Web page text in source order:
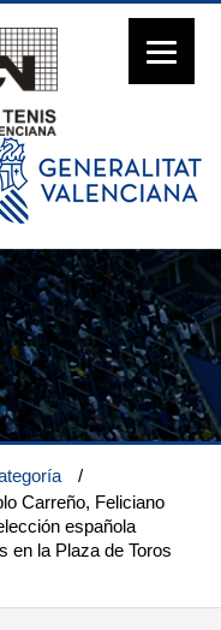
/
Carreño, Feliciano
española
en la Plaza de Toros